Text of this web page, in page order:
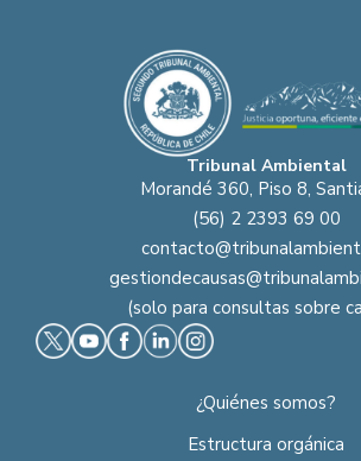
Tribunal Ambiental
Morandé 360, Piso 8,
(56) 2 2393 69 00
(solo para consultas sobre
¿Quiénes somos?
Estructura orgánica